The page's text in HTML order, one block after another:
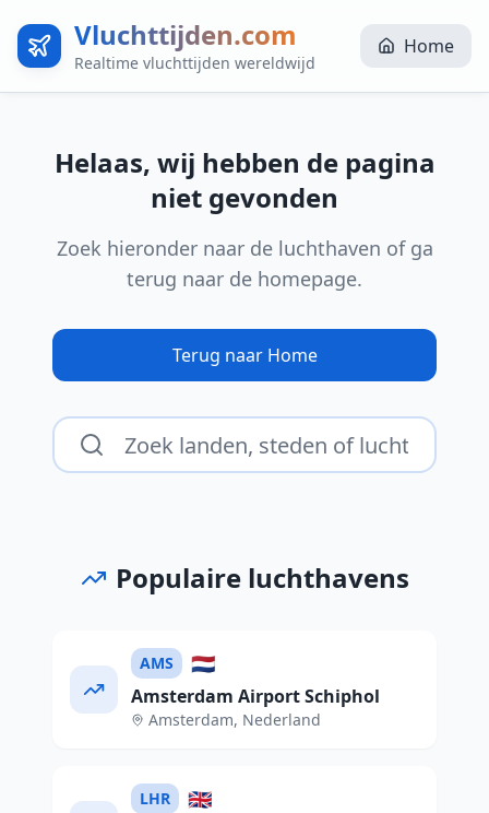
Vluchttijden.com
Realtime vluchttijden wereldwijd
Home
Helaas, wij hebben de pagina
niet gevonden
Zoek hieronder naar de luchthaven of ga
terug naar de homepage.
Terug naar Home
Populaire luchthavens
AMS 🇳🇱
Amsterdam Airport Schiphol
Amsterdam, Nederland
LHR 🇬🇧